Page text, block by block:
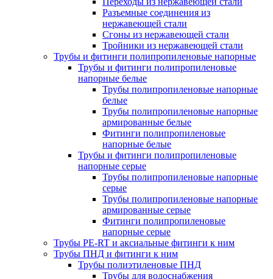
Разъемные соединения из
нержавеющей стали
Сгоны из нержавеющей стали
Тройники из нержавеющей стали
Трубы и фитинги полипропиленовые напорные
Трубы и фитинги полипропиленовые
напорные белые
Трубы полипропиленовые напорные
белые
Трубы полипропиленовые напорные
армированные белые
Фитинги полипропиленовые
напорные белые
Трубы и фитинги полипропиленовые
напорные серые
Трубы полипропиленовые напорные
серые
Трубы полипропиленовые напорные
армированные серые
Фитинги полипропиленовые
напорные серые
Трубы PE-RT и аксиальные фитинги к ним
Трубы ПНД и фитинги к ним
Трубы полиэтиленовые ПНД
Трубы для водоснабжения